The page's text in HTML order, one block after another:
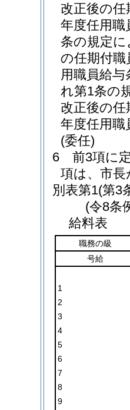
改正後の
年度任用
条の規定
の任期付
用職員給
れ第1条の
改正後の
年度任用
(委任)
6
前3項に
項は、市
別表第1(第3
(令8条
給料表
職務の級
号給
1
2
3
4
5
6
7
8
9